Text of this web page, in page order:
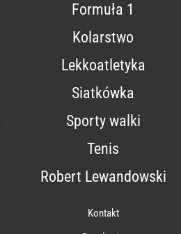
Formuła 1
Kolarstwo
Lekkoatletyka
Siatkówka
Sporty walki
Tenis
Robert Lewandowski
Kontakt